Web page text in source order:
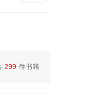
299 件书籍